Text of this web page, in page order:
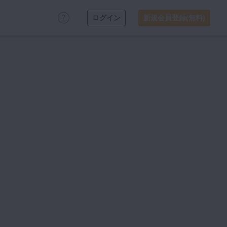
ログイン 新規会員登録(無料)